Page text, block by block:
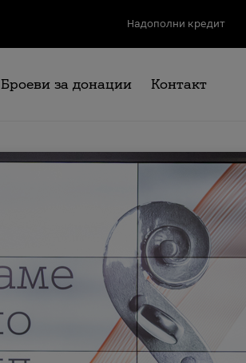
Надополни кредит
Броеви за донации Контакт